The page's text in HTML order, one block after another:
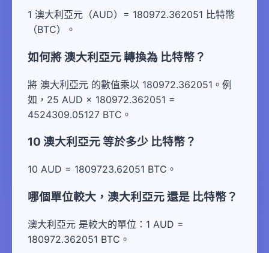
1 澳大利亞元（AUD）= 180972.362051 比特幣
（BTC）。
如何將 澳大利亞元 轉換為 比特幣？
將 澳大利亞元 的數值乘以 180972.362051。例
如，25 AUD × 180972.362051 =
4524309.05127 BTC。
10 澳大利亞元 等於多少 比特幣？
10 AUD = 1809723.62051 BTC。
哪個單位較大，澳大利亞元 還是 比特幣？
澳大利亞元 是較大的單位：1 AUD =
180972.362051 BTC。